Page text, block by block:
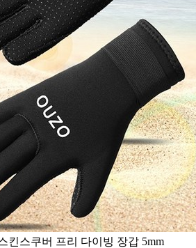
킨스쿠버 프리 다이빙 장갑 5mm